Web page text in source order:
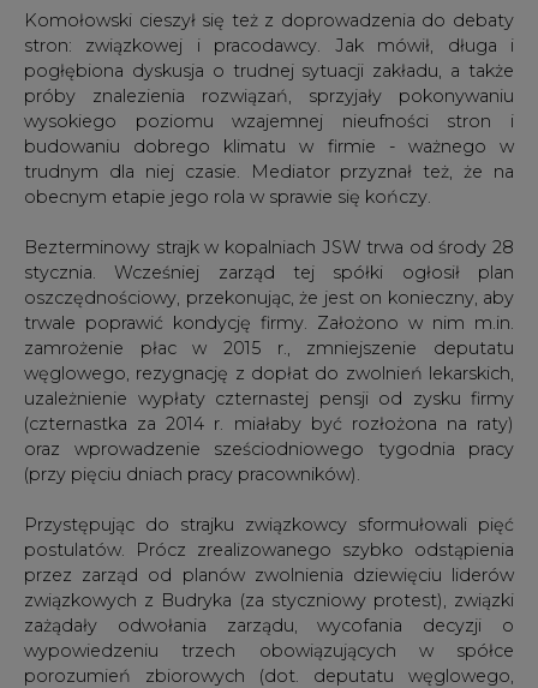
Komołowski cieszył się też z doprowadzenia do debaty
stron: związkowej i pracodawcy. Jak mówił, długa i
pogłębiona dyskusja o trudnej sytuacji zakładu, a także
próby znalezienia rozwiązań, sprzyjały pokonywaniu
wysokiego poziomu wzajemnej nieufności stron i
budowaniu dobrego klimatu w firmie - ważnego w
trudnym dla niej czasie. Mediator przyznał też, że na
obecnym etapie jego rola w sprawie się kończy.
Bezterminowy strajk w kopalniach JSW trwa od środy 28
stycznia. Wcześniej zarząd tej spółki ogłosił plan
oszczędnościowy, przekonując, że jest on konieczny, aby
trwale poprawić kondycję firmy. Założono w nim m.in.
zamrożenie płac w 2015 r., zmniejszenie deputatu
węglowego, rezygnację z dopłat do zwolnień lekarskich,
uzależnienie wypłaty czternastej pensji od zysku firmy
(czternastka za 2014 r. miałaby być rozłożona na raty)
oraz wprowadzenie sześciodniowego tygodnia pracy
(przy pięciu dniach pracy pracowników).
Przystępując do strajku związkowcy sformułowali pięć
postulatów. Prócz zrealizowanego szybko odstąpienia
przez zarząd od planów zwolnienia dziewięciu liderów
związkowych z Budryka (za styczniowy protest), związki
zażądały odwołania zarządu, wycofania decyzji o
wypowiedzeniu trzech obowiązujących w spółce
porozumień zbiorowych (dot. deputatu węglowego,